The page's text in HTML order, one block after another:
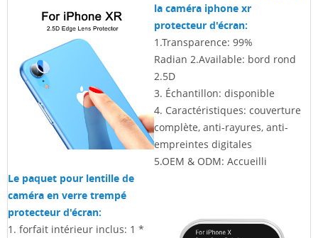
la caméra iphone xr
protecteur d'écran:
1.Transparence: 99%
Radian 2.Available: bord rond
2.5D
3. Échantillon: disponible
4. Caractéristiques: couverture
complète, anti-rayures, anti-
empreintes digitales
5.OEM & ODM: Accueilli
Le paquet pour lentille de
caméra en verre trempé
protecteur d'écran:
1. forfait intérieur inclus: 1 *